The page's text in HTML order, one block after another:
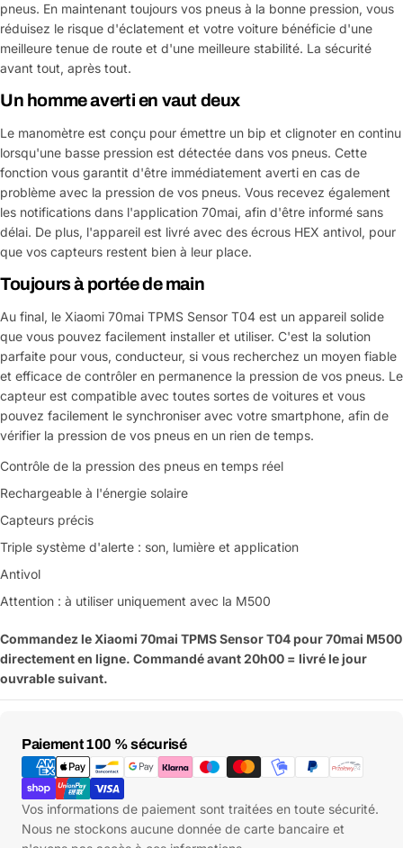
pneus. En maintenant toujours vos pneus à la bonne pression, vous
réduisez le risque d'éclatement et votre voiture bénéficie d'une
meilleure tenue de route et d'une meilleure stabilité. La sécurité
avant tout, après tout.
Un homme averti en vaut deux
Le manomètre est conçu pour émettre un bip et clignoter en continu
lorsqu'une basse pression est détectée dans vos pneus. Cette
fonction vous garantit d'être immédiatement averti en cas de
problème avec la pression de vos pneus. Vous recevez également
les notifications dans l'application 70mai, afin d'être informé sans
délai. De plus, l'appareil est livré avec des écrous HEX antivol, pour
que vos capteurs restent bien à leur place.
Toujours à portée de main
Au final, le Xiaomi 70mai TPMS Sensor T04 est un appareil solide
que vous pouvez facilement installer et utiliser. C'est la solution
parfaite pour vous, conducteur, si vous recherchez un moyen fiable
et efficace de contrôler en permanence la pression de vos pneus. Le
capteur est compatible avec toutes sortes de voitures et vous
pouvez facilement le synchroniser avec votre smartphone, afin de
vérifier la pression de vos pneus en un rien de temps.
Contrôle de la pression des pneus en temps réel
Rechargeable à l'énergie solaire
Capteurs précis
Triple système d'alerte : son, lumière et application
Antivol
Attention : à utiliser uniquement avec la M500
Commandez le Xiaomi 70mai TPMS Sensor T04 pour 70mai M500
directement en ligne. Commandé avant 20h00 = livré le jour
ouvrable suivant.
Paiement 100 % sécurisé
Moyens
de
paiement
Vos informations de paiement sont traitées en toute sécurité.
Nous ne stockons aucune donnée de carte bancaire et